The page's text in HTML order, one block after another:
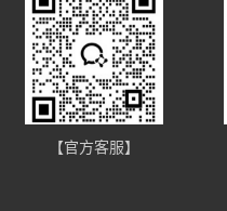
【官方客服】